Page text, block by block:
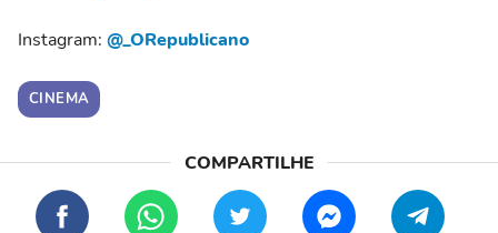
Instagram: @_ORepublicano
CINEMA